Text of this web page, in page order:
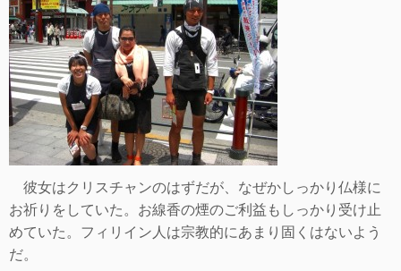
彼女はクリスチャンのはずだが、なぜかしっかり仏様に
お祈りをしていた。お線香の煙のご利益もしっかり受け止
めていた。フィリイン人は宗教的にあまり固くはないよう
だ。